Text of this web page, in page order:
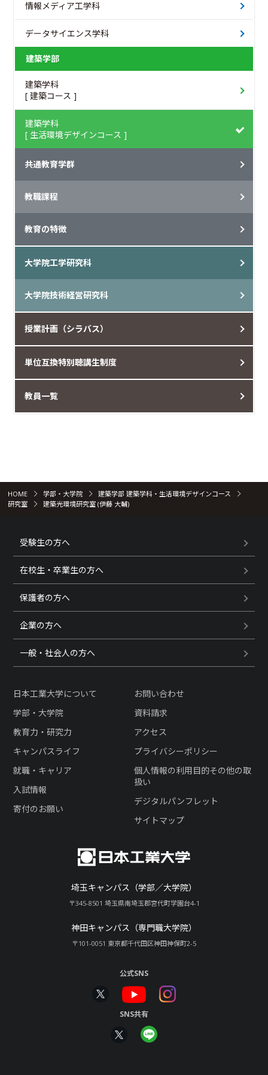
情報メディア工学科
データサイエンス学科
建築学部
建築学科
[ 建築コース ]
建築学科
[ 生活環境デザインコース ]
共通教育学群
教職課程
教育の特徴
大学院工学研究科
大学院技術経営研究科
授業計画（シラバス）
単位互換特別聴講生制度
教員一覧
HOME 学部・大学院
建築学部 建築学科・生活環境デザインコース
研究室
建築光環境研究室 (伊藤 大輔)
受験生の方へ
在校生・卒業生の方へ
保護者の方へ
企業の方へ
一般・社会人の方へ
埼玉キャンパス（学部／大学院）
〒345-8501 埼玉県南埼玉郡宮代町学園台4-1
神田キャンパス（専門職大学院）
〒101-0051 東京都千代田区神田神保町2-5
日本工業大学について
学部・大学院
教育力・研究力
キャンパスライフ
就職・キャリア
入試情報
寄付のお願い
お問い合わせ
資料請求
アクセス
プライバシーポリシー
個人情報の利用目的その他の取
扱い
デジタルパンフレット
サイトマップ
公式SNS
SNS共有